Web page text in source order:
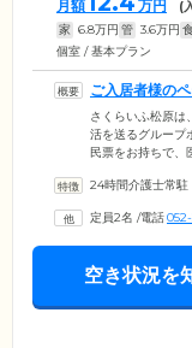
月額 万円 (
家 6.8万円 管 3.6万円
個室 / 基本プラン
ご入居者様の
います
さくらいふ松原は
活を送るグループ
民票をお持ちで、
タッフがお一人お
時間のなかで、ゆ
います。当ホーム
24時間介護士常駐
定員2名 /電話
空き状況を